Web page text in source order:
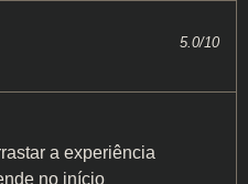
5.0/10
a experiência
no início